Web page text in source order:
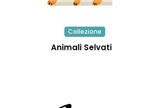
Collezione
Animali Selvatici